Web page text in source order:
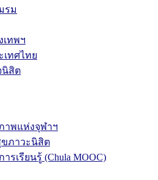
รม
เทพฯ
ทศไทย
นิสิต
าพแห่งจุฬาฯ
ขภาวะนิสิต
รเรียนรู้ (Chula MOOC)